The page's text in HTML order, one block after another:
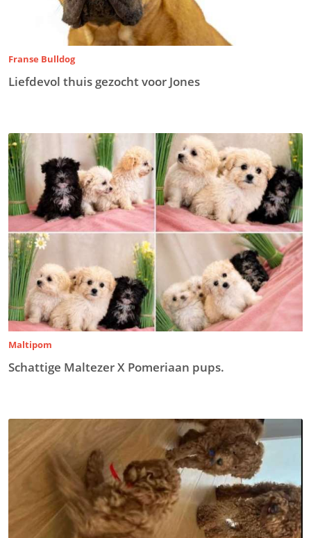
Franse Bulldog
Liefdevol thuis gezocht voor Jones
Maltipom
Schattige Maltezer X Pomeriaan pups.